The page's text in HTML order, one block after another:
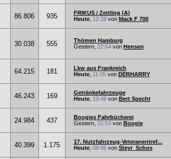
86.806 935
FRIKUS / Zettling (A)
Heute, 12:28von Mack F 700
30.038 555
Thömen Hamburg
Gestern, 22:54von Hensen
64.215 181
Lkw aus Frankreich
Heute, 11:05von DERHARRY
46.243 169
Getränkefahrzeuge
Heute, 10:46von Bert Specht
24.984 437
Boogies Fahrbücherei
Gestern, 22:54von Boogie
40.399 1.175
17. Nutzfahrzeug-Veteranentref...
Heute, 08:06von Steyr_Schos